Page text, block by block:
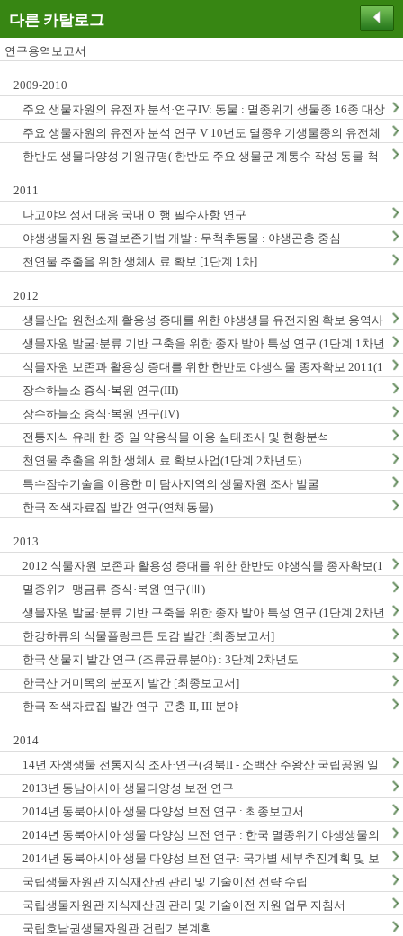
다른 카탈로그
연구용역보고서
2009-2010
주요 생물자원의 유전자 분석·연구IV: 동물 : 멸종위기 생물종 16종 대상
주요 생물자원의 유전자 분석 연구 V 10년도 멸종위기생물종의 유전체
연구
한반도 생물다양성 기원규명( 한반도 주요 생물군 계통수 작성 동물-척
2011
나고야의정서 대응 국내 이행 필수사항 연구
야생생물자원 동결보존기법 개발 : 무척추동물 : 야생곤충 중심
천연물 추출을 위한 생체시료 확보 [1단계 1차]
2012
생물산업 원천소재 활용성 증대를 위한 야생생물 유전자원 확보 용역사
업 (2012년)
생물자원 발굴·분류 기반 구축을 위한 종자 발아 특성 연구 (1단계 1차년
도)
식물자원 보존과 활용성 증대를 위한 한반도 야생식물 종자확보 2011(1
단계1차년도)
장수하늘소 증식·복원 연구(III)
장수하늘소 증식·복원 연구(IV)
전통지식 유래 한·중·일 약용식물 이용 실태조사 및 현황분석
천연물 추출을 위한 생체시료 확보사업(1단계 2차년도)
특수잠수기술을 이용한 미 탐사지역의 생물자원 조사 발굴
한국 적색자료집 발간 연구(연체동물)
2013
2012 식물자원 보존과 활용성 증대를 위한 한반도 야생식물 종자확보(1
단계2차년도)
멸종위기 맹금류 증식·복원 연구(Ⅲ)
생물자원 발굴·분류 기반 구축을 위한 종자 발아 특성 연구 (1단계 2차년
도)
한강하류의 식물플랑크톤 도감 발간 [최종보고서]
한국 생물지 발간 연구 (조류균류분야) : 3단계 2차년도
한국산 거미목의 분포지 발간 [최종보고서]
한국 적색자료집 발간 연구-곤충 II, III 분야
2014
14년 자생생물 전통지식 조사·연구(경북II - 소백산 주왕산 국립공원 일
대, 충남지역 Ⅱ - 계룡산 태안해안국립공원 일대)
2013년 동남아시아 생물다양성 보전 연구
2014년 동북아시아 생물 다양성 보전 연구 : 최종보고서
2014년 동북아시아 생물 다양성 보전 연구 : 한국 멸종위기 야생생물의
동북아시아 분포현황
2014년 동북아시아 생물 다양성 보전 연구: 국가별 세부추진계획 및 보
전정책지원 전략보고서
국립생물자원관 지식재산권 관리 및 기술이전 전략 수립
국립생물자원관 지식재산권 관리 및 기술이전 지원 업무 지침서
국립호남권생물자원관 건립기본계획